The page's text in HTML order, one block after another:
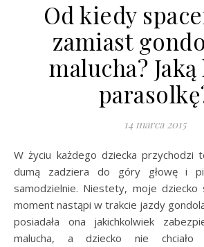
Od kiedy
zamiast
malucha?
14 marca 2015
W życiu każdego dziecka przychodzi ten moment, gdy z
dumą zadziera do góry głowę i
samodzielnie. Niestety, moje dziecko
moment nastąpi w trakcie jazdy
posiadała ona jakichkolwiek
malucha, a dziecko nie chciało